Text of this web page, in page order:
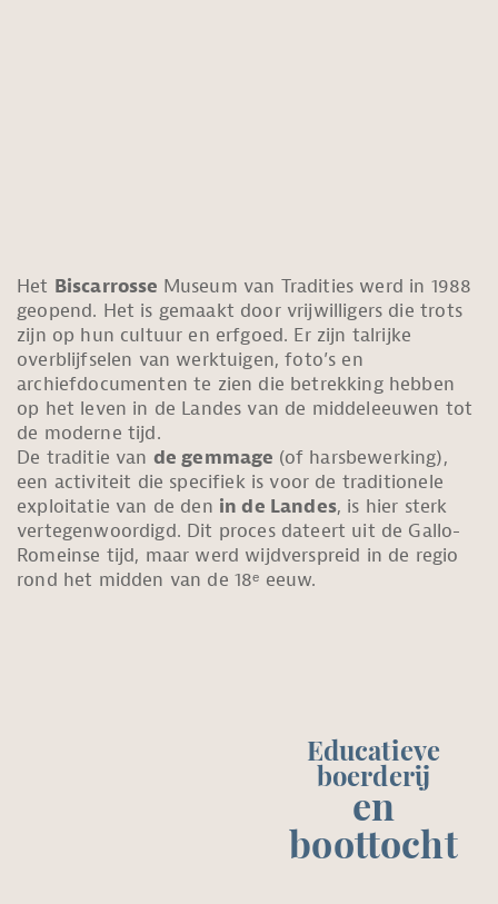
Het Biscarrosse Museum van Tradities werd in 1988
geopend. Het is gemaakt door vrijwilligers die trots
zijn op hun cultuur en erfgoed. Er zijn talrijke
overblijfselen van werktuigen, foto’s en
archiefdocumenten te zien die betrekking hebben
op het leven in de Landes van de middeleeuwen tot
de moderne tijd.
De traditie van de gemmage (of harsbewerking),
een activiteit die specifiek is voor de traditionele
exploitatie van de den in de Landes, is hier sterk
vertegenwoordigd. Dit proces dateert uit de Gallo-
Romeinse tijd, maar werd wijdverspreid in de regio
rond het midden van de 18ᵉ eeuw.
Educatieve
boerderij
en
boottocht